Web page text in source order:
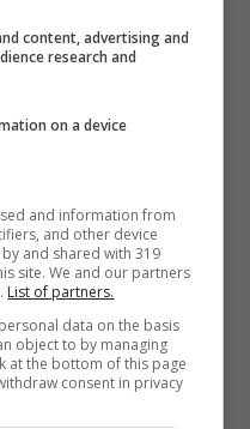
diretta
e agosto. La
il
ortensie in vaso
spostare
del balcone
coltivati in
content, advertising and
research and
on a device
and information from
and other device
and shared with 319
site. We and our partners
List of partners.
data on the basis
object to by managing
at the bottom of this page
consent in privacy